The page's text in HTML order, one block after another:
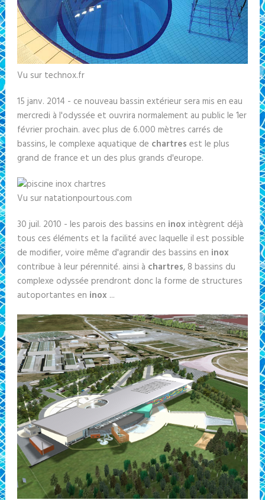
Vu sur technox.fr
15 janv. 2014 - ce nouveau bassin extérieur sera mis en eau
mercredi à l'odyssée et ouvrira normalement au public le 1er
février prochain. avec plus de 6.000 mètres carrés de
bassins, le complexe aquatique de chartres est le plus
grand de france et un des plus grands d'europe.
Vu sur natationpourtous.com
30 juil. 2010 - les parois des bassins en inox intègrent déjà
tous ces éléments et la facilité avec laquelle il est possible
de modifier, voire même d'agrandir des bassins en inox
contribue à leur pérennité. ainsi à chartres, 8 bassins du
complexe odyssée prendront donc la forme de structures
autoportantes en inox ...